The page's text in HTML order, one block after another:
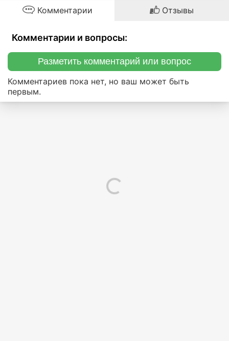
Комментарии Отзывы
Комментарии и вопросы:
Разметить комментарий или вопрос
Комментариев пока нет, но ваш может быть
первым.